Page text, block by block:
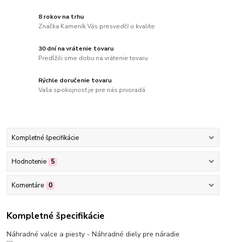
8 rokov na trhu
Značka Kameník Vás presvedčí o kvalite
30 dní na vrátenie tovaru
Predĺžili sme dobu na vrátenie tovaru
Rýchle doručenie tovaru
Vaša spokojnosť je pre nás prvoradá
Kompletné špecifikácie
Hodnotenie 5
Komentáre 0
Kompletné špecifikácie
Náhradné valce a piesty - Náhradné diely pre náradie